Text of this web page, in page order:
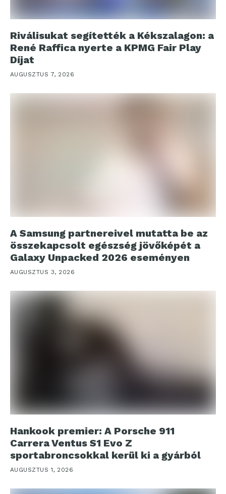
Riválisukat segítették a Kékszalagon: a
René Raffica nyerte a KPMG Fair Play
Díjat
AUGUSZTUS 7, 2026
A Samsung partnereivel mutatta be az
összekapcsolt egészség jövőképét a
Galaxy Unpacked 2026 eseményen
AUGUSZTUS 3, 2026
Hankook premier: A Porsche 911
Carrera Ventus S1 Evo Z
sportabroncsokkal kerül ki a gyárból
AUGUSZTUS 1, 2026